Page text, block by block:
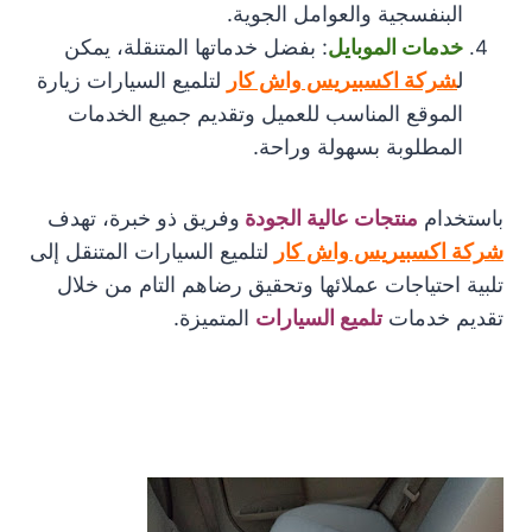
البنفسجية والعوامل الجوية.
خدمات الموبايل: بفضل خدماتها المتنقلة، يمكن
لشركة اكسبيريس واش كار لتلميع السيارات زيارة
الموقع المناسب للعميل وتقديم جميع الخدمات
المطلوبة بسهولة وراحة.
باستخدام منتجات عالية الجودة وفريق ذو خبرة، تهدف
شركة اكسبيريس واش كار لتلميع السيارات المتنقل إلى
تلبية احتياجات عملائها وتحقيق رضاهم التام من خلال
تقديم خدماتتلميع السيارات المتميزة.